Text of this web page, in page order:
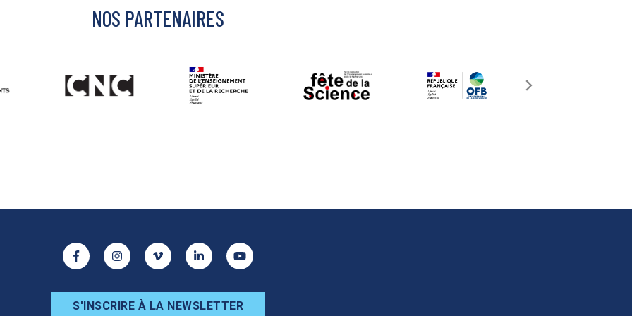
NOS PARTENAIRES
les réseaux sociaux
FacebookInstagramVimeo LinkedinYoutube
S'INSCRIRE À LA NEWSLETTER